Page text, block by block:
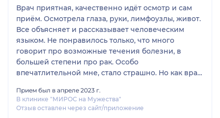
Врач приятная, качественно идёт осмотр и сам
приём. Осмотрела глаза, руки, лимфоузлы, живот.
Все объясняет и рассказывает человеческим
языком. Не понравилось только, что много
говорит про возможные течения болезни, в
большей степени про рак. Особо
впечатлительной мне, стало страшно. Но как врач,
чтобы пациенты серьёзнее относились к
обследованию и лечению. Но на следующий день
Прием был в апреле 2023 г.
В клинике "МИРОС на Мужества"
Отзыв оставлен через сайт/приложение